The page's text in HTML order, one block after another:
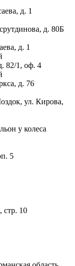
д. 1
д. 80Б
д. 1
82/1, оф. 4
д. 76
ул. Кирова,
у колеса
5
стр. 10